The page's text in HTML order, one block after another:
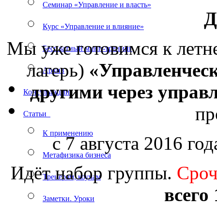
Семинар «Управление и власть»
Курс «Управление и влияние»
Бесплатный мини-тренинг
Архив
Консультации
Статьи
К применению
Метафизика бизнеса
Тренерам, коучам
Заметки. Уроки
Мы уже готовимся к
лагерь)
другими через
с 7 августа 2016
Идёт набор группы.
всего